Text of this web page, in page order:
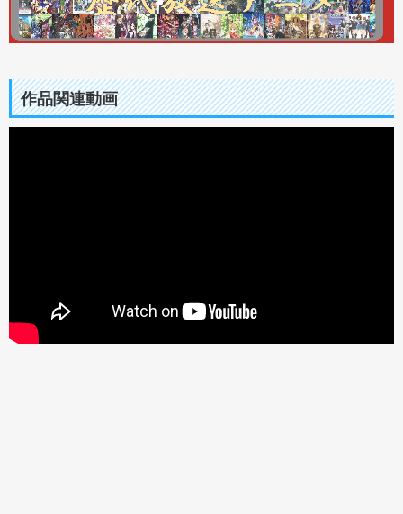
作品関連動画